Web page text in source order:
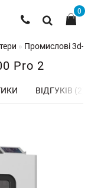
0
Промислові 3d-
Pro 2
ВІДГУКІВ (2)